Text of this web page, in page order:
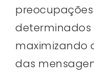
determinados
maximizando
das